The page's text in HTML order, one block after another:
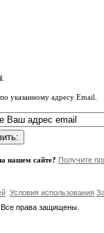
указанному адресу Email.
нашем сайте? Получите
Условия использования
. Все права защищены.